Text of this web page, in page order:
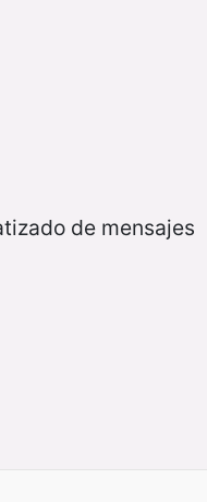
de mensajes